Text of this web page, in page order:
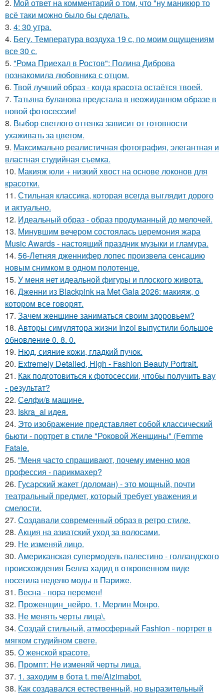
2. Мой ответ на комментарий о том, что "ну маникюр то
всё таки можно было бы сделать.
3. 4: 30 утра.
4. Бегу. Температура воздуха 19 с, по моим ощущениям
все 30 с.
5. "Рома Приехал в Ростов": Полина Диброва
познакомила любовника с отцом.
6. Твой лучший образ - когда красота остаётся твоей.
7. Татьяна буланова предстала в неожиданном образе в
новой фотосессии!
8. Выбор светлого оттенка зависит от готовности
ухаживать за цветом.
9. Максимально реалистичная фотография, элегантная и
властная студийная съемка.
10. Макияж юли + низкий хвост на основе локонов для
красотки.
11. Стильная классика, которая всегда выглядит дорого
и актуально.
12. Идеальный образ - образ продуманный до мелочей.
13. Минувшим вечером состоялась церемония жара
Music Awards - настоящий праздник музыки и гламура.
14. 56-Летняя дженнифер лопес произвела сенсацию
новым снимком в одном полотенце.
15. У меня нет идеальной фигуры и плоского живота.
16. Дженни из Blackpink на Met Gala 2026: макияж, о
котором все говорят.
17. Зачем женщине заниматься своим здоровьем?
18. Авторы симулятора жизни Inzoi выпустили большое
обновление 0. 8. 0.
19. Нюд, сияние кожи, гладкий пучок.
20. Extremely Detailed, High - Fashion Beauty Portrait.
21. Как подготовиться к фотосессии, чтобы получить вау
- результат?
22. Селфи/в машине.
23. Iskra_ai идея.
24. Это изображение представляет собой классический
бьюти - портрет в стиле "Роковой Женщины" (Femme
Fatale.
25. "Меня часто спрашивают, почему именно моя
профессия - парикмахер?
26. Гусарский жакет (доломан) - это мощный, почти
театральный предмет, который требует уважения и
смелости.
27. Создавали современный образ в ретро стиле.
28. Акция на азиатский уход за волосами.
29. Не изменяй лицо.
30. Американская супермодель палестино - голландского
происхождения Белла хадид в откровенном виде
посетила неделю моды в Париже.
31. Весна - пора перемен!
32. Проженщин_нейро. 1. Мерлин Монро.
33. Не менять черты лица\.
34. Создай стильный, атмосферный Fashion - портрет в
мягком студийном свете.
35. О женской красоте.
36. Промпт: Не изменяй черты лица.
37. 1. заходим в бота t. me/Aizimabot.
38. Как создавался естественный, но выразительный